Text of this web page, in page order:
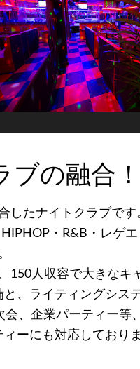
の融合！
したナイトクラブです
・R&B・レゲエ
150人収容で大きなキ
、ライティングシス
、企業パーティー等
ーにも対応しており